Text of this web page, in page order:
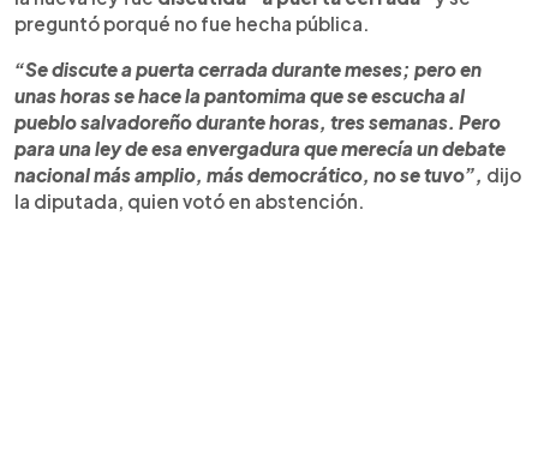
preguntó porqué no fue hecha pública.
“Se discute a puerta cerrada durante meses; pero en
unas horas se hace la pantomima que se escucha al
pueblo salvadoreño durante horas, tres semanas. Pero
para una ley de esa envergadura que merecía un debate
nacional más amplio, más democrático, no se tuvo”, dijo
la diputada, quien votó en abstención.